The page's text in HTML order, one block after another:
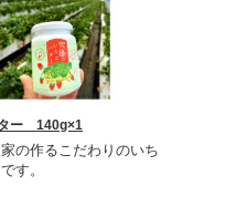
ー 140g×1
の作るこだわりのいち
す。